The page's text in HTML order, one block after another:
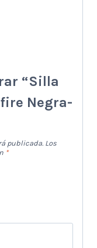
“Silla
Negra-
publicada. Los
*